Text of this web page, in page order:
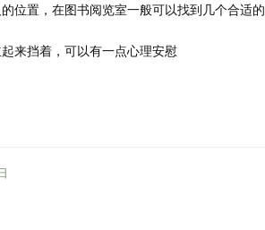
位置，在图书阅览室一般可以找到几个合适
来挡着，可以有一点心理安慰